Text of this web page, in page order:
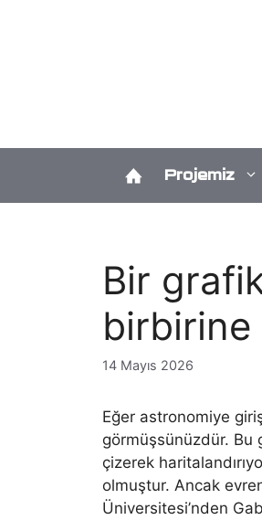
Projemiz
Bir
birbirine
14 Mayıs 2026
Eğer astronomiye
görmüşsünüzdür. Bu
çizerek
olmuştur. Ancak
Üniversitesi’nden